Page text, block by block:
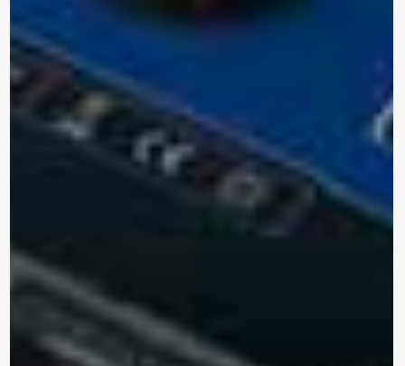
y confirmas que los detalles proporcionados son precisos